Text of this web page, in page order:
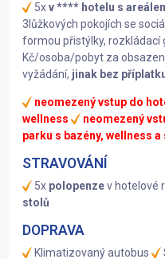
5xv **** hotelu s
3lůžkových pokojích se
formou přistýlky, rozkládací
Kč/osoba/pobyt za
vyžádání, jinak bez
neomezený vstup do
wellness
neomezený
parku s bazény, wellness a
STRAVOVÁNÍ
5x polopenzev hotelové
stolů
DOPRAVA
Klimatizovaný autobus